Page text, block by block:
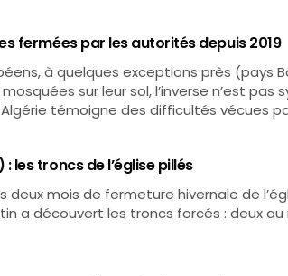
fermées par les autorités depuis 2019
à quelques exceptions près (pays
sur leur sol, l’inverse n’est
témoigne des difficultés vécues
les troncs de l’église pillés
deux mois de fermeture hivernale de
a découvert les troncs forcés : deux